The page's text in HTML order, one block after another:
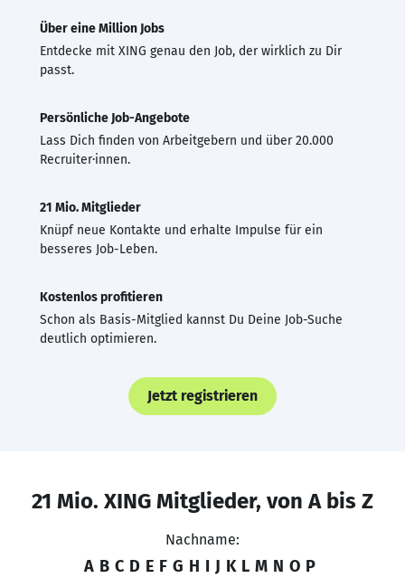
Über eine Million Jobs
Entdecke mit XING genau den Job, der wirklich zu Dir
passt.
Persönliche Job-Angebote
Lass Dich finden von Arbeitgebern und über 20.000
Recruiter·innen.
21 Mio. Mitglieder
Knüpf neue Kontakte und erhalte Impulse für ein
besseres Job-Leben.
Kostenlos profitieren
Schon als Basis-Mitglied kannst Du Deine Job-Suche
deutlich optimieren.
Jetzt registrieren
21 Mio. XING Mitglieder, von A bis Z
Nachname:
A B C D E F G H I J K L M N O P